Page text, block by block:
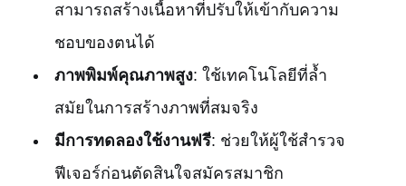
สามารถสร้างเนื้อหาที่ปรับให้เข้ากับความ
ชอบของตนได้
ภาพพิมพ์คุณภาพสูง: ใช้เทคโนโลยีที่ล้ำ
สมัยในการสร้างภาพที่สมจริง
มีการทดลองใช้งานฟรี: ช่วยให้ผู้ใช้สำรวจ
ฟีเจอร์ก่อนตัดสินใจสมัครสมาชิก